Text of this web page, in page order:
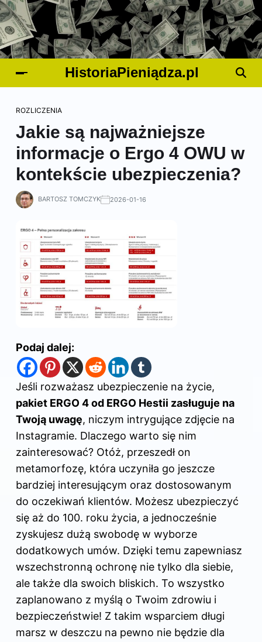
HistoriaPieniądza.pl
ROZLICZENIA
Jakie są najważniejsze
informacje o Ergo 4 OWU w
kontekście ubezpieczenia?
BARTOSZ TOMCZYK 2026-01-16
Podaj dalej:
Jeśli rozważasz ubezpieczenie na życie,
pakiet ERGO 4 od ERGO Hestii zasługuje na
Twoją uwagę, niczym intrygujące zdjęcie na
Instagramie. Dlaczego warto się nim
zainteresować? Otóż, przeszedł on
metamorfozę, która uczyniła go jeszcze
bardziej interesującym oraz dostosowanym
do oczekiwań klientów. Możesz ubezpieczyć
się aż do 100. roku życia, a jednocześnie
zyskujesz dużą swobodę w wyborze
dodatkowych umów. Dzięki temu zapewniasz
wszechstronną ochronę nie tylko dla siebie,
ale także dla swoich bliskich. To wszystko
zaplanowano z myślą o Twoim zdrowiu i
bezpieczeństwie! Z takim wsparciem długi
marsz w deszczu na pewno nie będzie dla